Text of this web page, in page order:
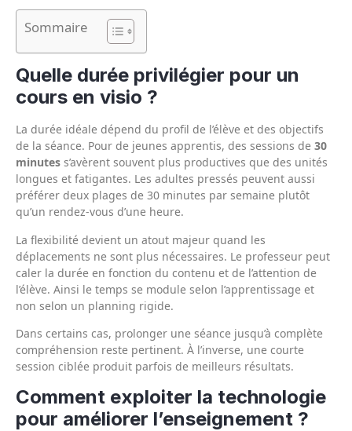
Sommaire
Quelle durée privilégier pour un
cours en visio ?
La durée idéale dépend du profil de l’élève et des objectifs
de la séance. Pour de jeunes apprentis, des sessions de 30
minutes s’avèrent souvent plus productives que des unités
longues et fatigantes. Les adultes pressés peuvent aussi
préférer deux plages de 30 minutes par semaine plutôt
qu’un rendez-vous d’une heure.
La flexibilité devient un atout majeur quand les
déplacements ne sont plus nécessaires. Le professeur peut
caler la durée en fonction du contenu et de l’attention de
l’élève. Ainsi le temps se module selon l’apprentissage et
non selon un planning rigide.
Dans certains cas, prolonger une séance jusqu’à complète
compréhension reste pertinent. À l’inverse, une courte
session ciblée produit parfois de meilleurs résultats.
Comment exploiter la technologie
pour améliorer l’enseignement ?